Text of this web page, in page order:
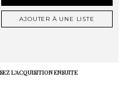
AJOUTER À UNE LISTE
L'ACQUISITION ENSUITE